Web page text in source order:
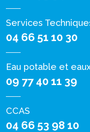
Services
04 66 51 10 30
Eau potable et
09 77 40 11 39
CCAS
04 66 53 98 10